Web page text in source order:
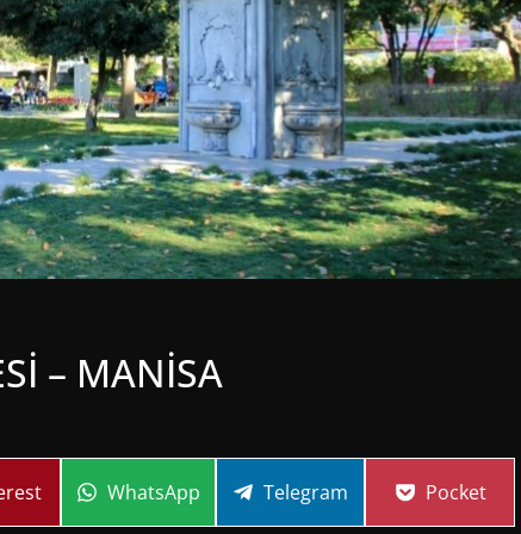
– MANİSA
Share
WhatsApp Share
Telegram Share
Pocket